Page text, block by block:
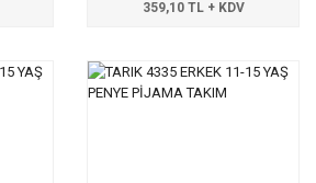
359,10 TL + KDV